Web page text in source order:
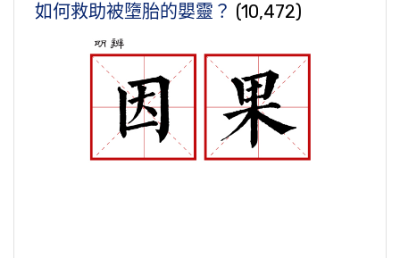
如何救助被墮胎的嬰靈？ (10,472)